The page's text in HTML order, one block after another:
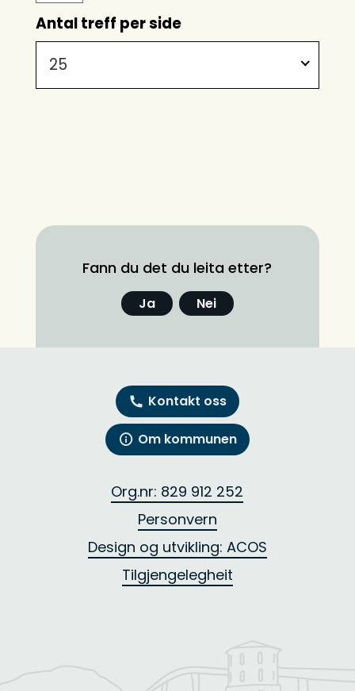
Antal treff per side
25
Fann du det du leita etter?
Ja Nei
Kontakt oss
Om kommunen
Org.nr: 829 912 252
Personvern
Design og utvikling: ACOS
Tilgjengelegheit